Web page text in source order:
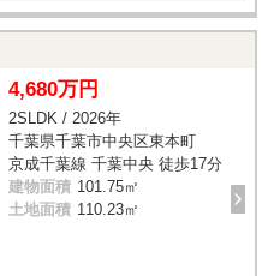
4,680万円
2SLDK / 2026年
千葉県千葉市中央区東本町
京成千葉線 千葉中央 徒歩17分
建物面積 101.75㎡
土地面積 110.23㎡